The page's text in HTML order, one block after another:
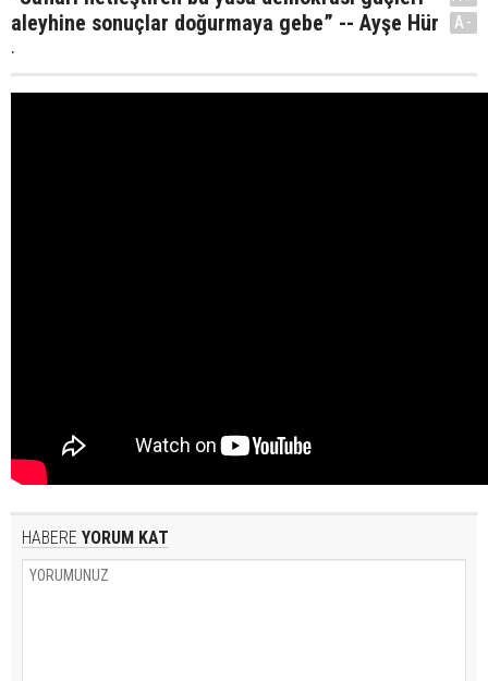
aleyhine sonuçlar doğurmaya gebe” -- Ayşe Hür
.
A-
HABERE YORUM KAT